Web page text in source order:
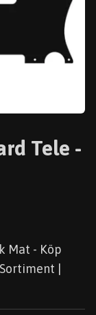
Tele -
Mat - Köp
|